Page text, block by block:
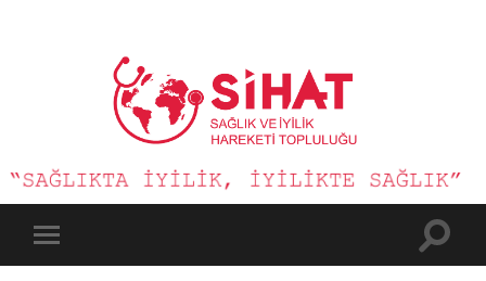
Sağlık
ve
İyilik
mobile
Toggle